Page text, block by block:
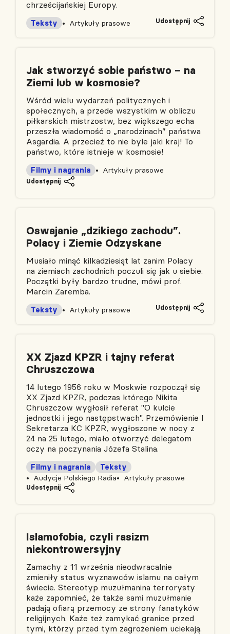
chrześcijańskiej Europy.
Teksty Artykuły prasowe Udostępnij
Jak stworzyć sobie państwo – na
Ziemi lub w kosmosie?
Wśród wielu wydarzeń politycznych i
społecznych, a przede wszystkim w obliczu
piłkarskich mistrzostw, bez większego echa
przeszła wiadomość o „narodzinach” państwa
Asgardia. A przecież to nie byle jaki kraj! To
państwo, które istnieje w kosmosie!
Filmy i nagrania Artykuły prasowe
Udostępnij
Oswajanie „dzikiego zachodu”.
Polacy i Ziemie Odzyskane
Musiało minąć kilkadziesiąt lat zanim Polacy
na ziemiach zachodnich poczuli się jak u siebie.
Początki były bardzo trudne, mówi prof.
Marcin Zaremba.
Teksty Artykuły prasowe Udostępnij
XX Zjazd KPZR i tajny referat
Chruszczowa
14 lutego 1956 roku w Moskwie rozpoczął się
XX Zjazd KPZR, podczas którego Nikita
Chruszczow wygłosił referat "O kulcie
jednostki i jego następstwach". Przemówienie I
Sekretarza KC KPZR, wygłoszone w nocy z
24 na 25 lutego, miało otworzyć delegatom
oczy na poczynania Józefa Stalina.
Audycje Polskiego Radia
Filmy i nagrania
Teksty
Artykuły prasowe
Udostępnij
Islamofobia, czyli rasizm
niekontrowersyjny
Zamachy z 11 września nieodwracalnie
zmieniły status wyznawców islamu na całym
świecie. Stereotyp muzułmanina terrorysty
każe zapomnieć, że także sami muzułmanie
padają ofiarą przemocy ze strony fanatyków
religijnych. Każe też zamykać granice przed
tymi, którzy przed tym zagrożeniem uciekają.